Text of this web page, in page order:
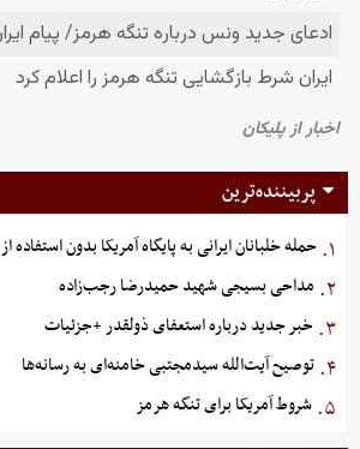
پربیننده‌ترین
۱. حمله خلبانان ایرانی به پایگاه آمریکا بدون استفاده از GPS
۲. مداحی بسیجی شهید حمیدرضا رجب‌زاده
۳. خبر جدید درباره استعفای ذولقدر +جزئیات
۴. توصیح آیت‌الله سیدمجتبی خامنه‌ای به رسانه‌ها
۵. شروط آمریکا برای تنگه هرمز